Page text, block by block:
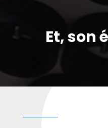
Et, son